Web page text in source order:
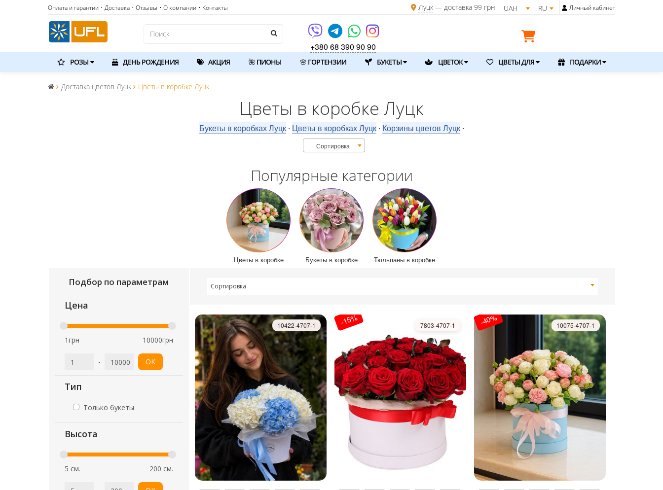
Оплата и гарантии • Доставка • Отзывы • О компании • Контакты Луцк— доставка 99 грн UAH RU Личный кабинет
+380 68 390 90 90
РОЗЫ ДЕНЬ РОЖДЕНИЯ АКЦИЯ 🌺 ПИОНЫ 🌸 ГОРТЕНЗИИ БУКЕТЫ ЦВЕТОК ЦВЕТЫ ДЛЯ ПОДАРКИ
Доставка цветов Луцк Цветы в коробке Луцк
Цветы в коробке Луцк
Букеты в коробках Луцк⋅ Цветы в коробках Луцк⋅ Корзины цветов Луцк⋅
Сортировка
Популярные категории
Цветы в коробке Букеты в коробке Тюльпаны в коробке
Подбор по параметрам
Цена
1грн 10000грн
- ОК
Тип
Только букеты
Высота
5 см. 200 см.
Сортировка
10422-4707-1 -15% 7803-4707-1 -40% 10075-4707-1